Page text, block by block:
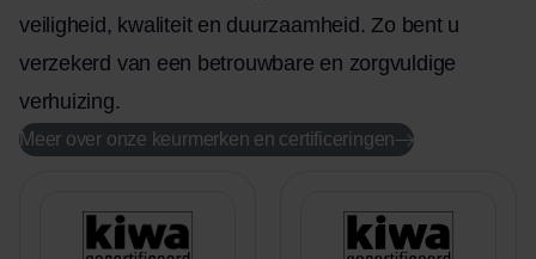
veiligheid, kwaliteit en duurzaamheid. Zo bent u
verzekerd van een betrouwbare en zorgvuldige
verhuizing.
Meer over onze keurmerken en certificeringen